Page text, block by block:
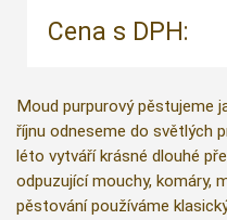
Cena s DPH:
Moud purpurový pěstujeme
říjnu odneseme do světlých
léto vytváří krásné dlouhé
odpuzující mouchy, komáry,
pěstování používáme